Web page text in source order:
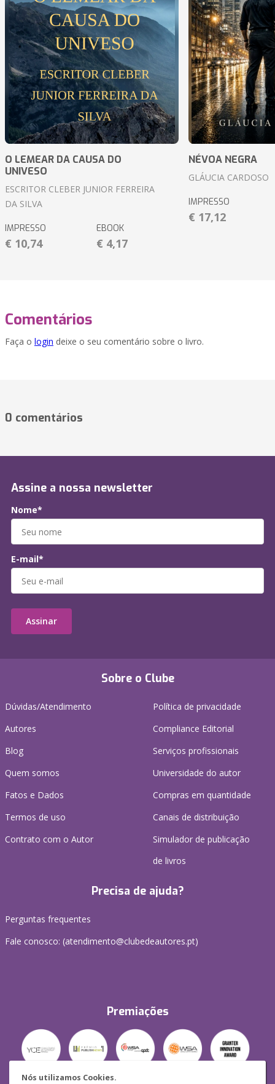
Nós utilizamos Cookies.
O LEMEAR DA CAUSA DO
UNIVESO
ESCRITOR CLEBER JUNIOR FERREIRA
DA SILVA
IMPRESSO
€ 10,74
EBOOK
€ 4,17
NÉVOA NEGRA
GLÁUCIA CARDOSO
IMPRESSO
€ 17,12
Comentários
Faça o login deixe o seu comentário sobre o livro.
0 comentários
Sobre o Clube
Dúvidas/Atendimento
Autores
Blog
Quem somos
Fatos e Dados
Termos de uso
Contrato com o Autor
Política de privacidade
Compliance Editorial
Serviços profissionais
Universidade do autor
Compras em quantidade
Canais de distribuição
Simulador de publicação
de livros
Precisa de ajuda?
Perguntas frequentes
Fale conosco: (atendimento@clubedeautores.pt)
Premiações
Assine a nossa newsletter
Nome*
E-mail*
Assinar